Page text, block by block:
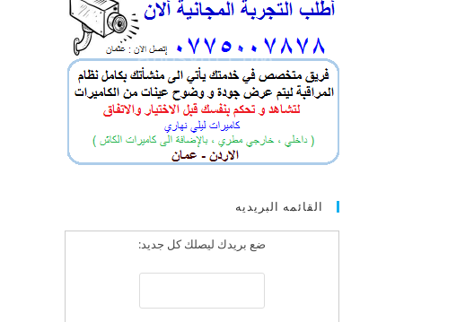
القائمه البريديه
ضع بريدك ليصلك كل جديد: